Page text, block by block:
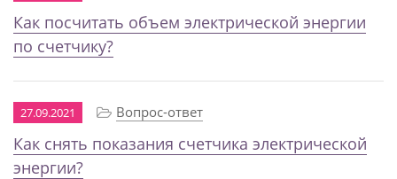
Как посчитать объем электрической энергии
по счетчику?
27.09.2021 Вопрос-ответ
Как снять показания счетчика электрической
энергии?